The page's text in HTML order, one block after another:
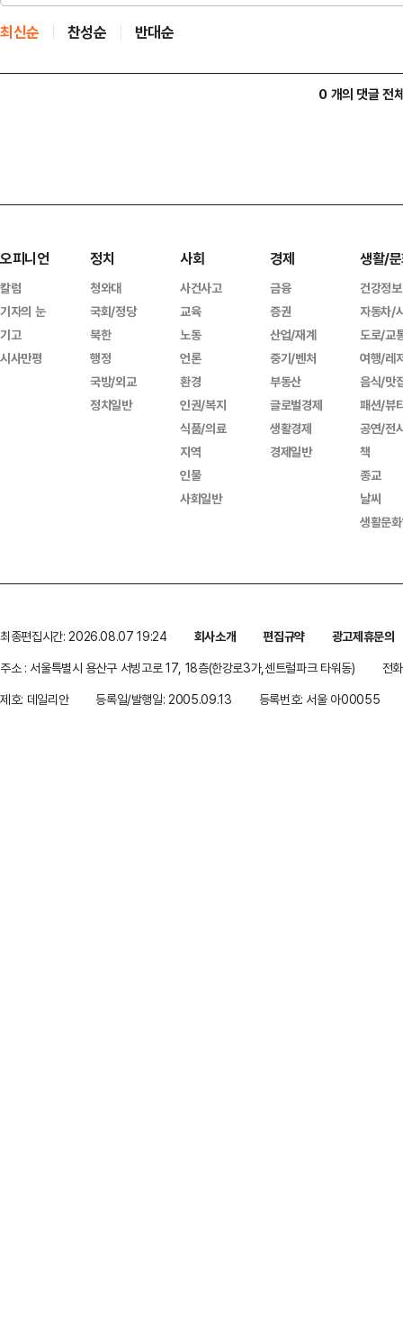
최신순 찬성순 반대순
0 개의 댓글 전
오피니언
칼럼
기자의 눈
기고
시사만평
정치
청와대
국회/정당
북한
행정
국방/외교
정치일반
사회
사건사고
교육
노동
언론
환경
인권/복지
식품/의료
지역
인물
사회일반
경제
금융
증권
산업/재계
중기/벤처
부동산
글로벌경제
생활경제
경제일반
생활/
건강정보
자동차/
도로/교
여행/레
음식/맛
패션/뷰
공연/전
책
종교
날씨
생활문
최종편집시간: 2026.08.07 19:24 회사소개 편집규약
광고제휴문의
주소 : 서울특별시 용산구 서빙고로 17, 18층(한강로3가,센트럴파크 타워동)
전
제호: 데일리안
등록일/발행일: 2005.09.13 등록번호: 서울 아00055